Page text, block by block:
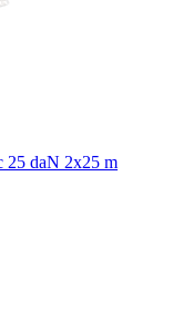
25 daN 2x25 m